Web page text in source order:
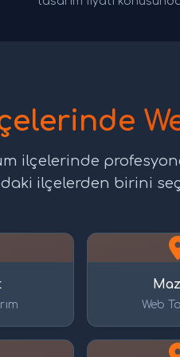
ilçelerinde
ilçelerden birini
Web